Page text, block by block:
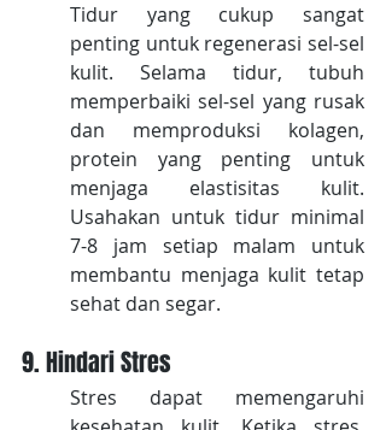
Tidur yang cukup sangat
penting untuk regenerasi sel-sel
kulit. Selama tidur, tubuh
memperbaiki sel-sel yang rusak
dan memproduksi kolagen,
protein yang penting untuk
menjaga elastisitas kulit.
Usahakan untuk tidur minimal
7-8 jam setiap malam untuk
membantu menjaga kulit tetap
sehat dan segar.
9. Hindari Stres
Stres dapat memengaruhi